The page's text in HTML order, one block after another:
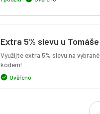
Extra 5% slevu u
Využijte extra 5% slevu na
kódem!
Ověřeno